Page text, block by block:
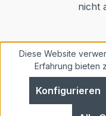
nicht
Diese Website
Erfahrung bieten
Konfigurieren